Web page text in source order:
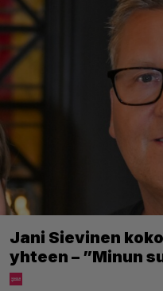
Jani Sievinen
yhteen – ”Minun